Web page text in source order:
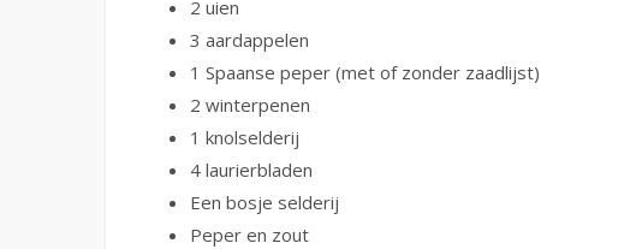
2 uien
3 aardappelen
1 Spaanse peper (met of zonder zaadlijst)
2 winterpenen
1 knolselderij
4 laurierbladen
Een bosje selderij
Peper en zout